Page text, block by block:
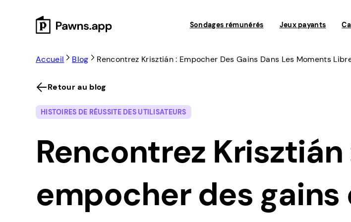
Sondages rémunérés Jeux payants
Accueil Blog Rencontrez Krisztián : Empocher Des Gains Dans Les Moments
Retour au blog
HISTOIRES DE RÉUSSITE DES UTILISATEURS
Rencontrez Krisztián
empocher des gains